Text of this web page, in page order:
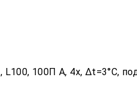
L100, 100П A, 4х, Δt=3°C,